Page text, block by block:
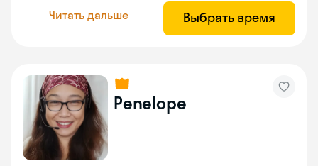
Читать дальше Выбрать время
Penelope